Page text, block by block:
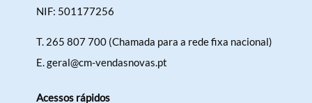
NIF: 501177256
T. 265 807 700 (Chamada para a rede fixa nacional)
E.geral@cm-vendasnovas.pt
Acessos rápidos